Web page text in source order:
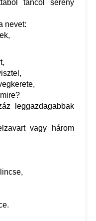
táncol serény
nevet:
leggazdagabbak
vagy három